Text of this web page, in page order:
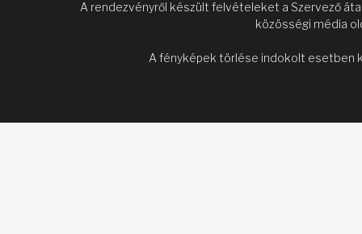
A rendezvényről készült felvételeket a Szervező
közösségi média
A fényképek törlése indokolt esetben